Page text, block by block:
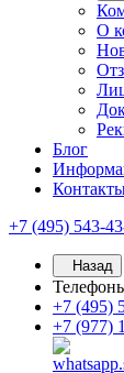
О
Блог
+7 (495) 543-
Назад
+7 (495)
+7 (977)